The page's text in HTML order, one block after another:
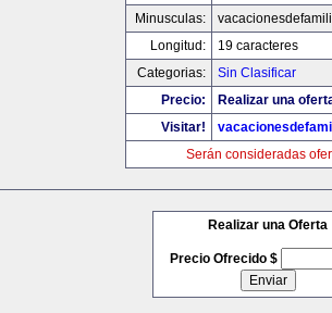
Minusculas:
Longitud:
19 caracteres
Categorias:
Sin Clasificar
Precio:
Realizar una
Visitar!
Serán consideradas
Realizar una Oferta
Precio Ofrecido $